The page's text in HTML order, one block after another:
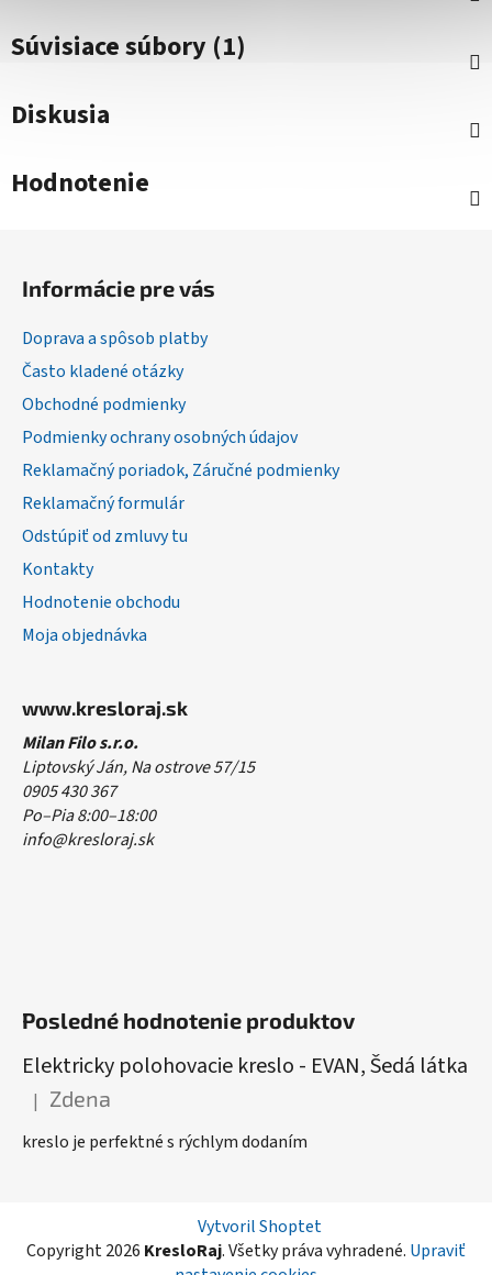
Súvisiace súbory (1)
Diskusia
Hodnotenie
Informácie pre vás
Doprava a spôsob platby
Často kladené otázky
Obchodné podmienky
Podmienky ochrany osobných údajov
Reklamačný poriadok, Záručné podmienky
Reklamačný formulár
Odstúpiť od zmluvy tu
Kontakty
Hodnotenie obchodu
Moja objednávka
www.kresloraj.sk
Milan Filo s.r.o.
Liptovský Ján, Na ostrove 57/15
0905 430 367
Po–Pia 8:00–18:00
info@kresloraj.sk
Posledné hodnotenie produktov
Elektricky polohovacie kreslo - EVAN, Šedá látka
Hodnotenie produktu je 5 z 5 hviezdičiek.
| Zdena
kreslo je perfektné s rýchlym dodaním
Vytvoril Shoptet
Copyright 2026 KresloRaj. Všetky práva vyhradené. Upraviť